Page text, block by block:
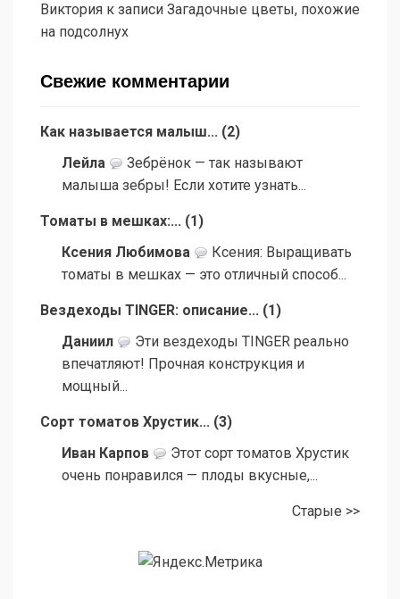
Виктория к записи Загадочные цветы, похожие
на подсолнух
Свежие комментарии
Как называется малыш... (2)
Лейла
Зебрёнок — так называют
малыша зебры! Если хотите узнать...
Томаты в мешках:... (1 )
Ксения Любимова
Ксения: Выращивать
томаты в мешках — это отличный способ...
Вездеходы TINGER: описание... (1 )
Даниил
Эти вездеходы TINGER реально
впечатляют! Прочная конструкция и
мощный...
Сорт томатов Хрустик... (3)
Иван Карпов
Этот сорт томатов Хрустик
очень понравился — плоды вкусные,...
Старые >>